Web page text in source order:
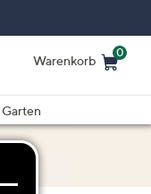
Warenkorb
0
Garten